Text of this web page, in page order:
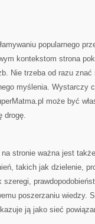
popularnego
kontekstom strona
Nie trzeba od razu
myślenia. Wystarczy
może być
drogę.
stronie ważna jest
takich jak dzielenie,
poszerzaniu wiedzy.
ją jako sieć